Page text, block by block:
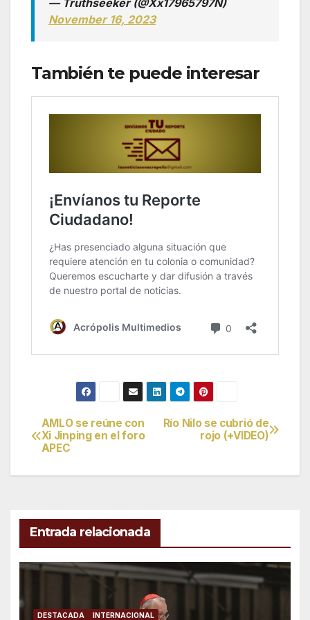
November 16, 2023
También te puede interesar
Navegación
de
Río Nilo se cubrió de
rojo (+VIDEO)
AMLO se reúne con
Xi Jinping en el foro
APEC
Entrada relacionada
DESTACADA INTERNACIONAL